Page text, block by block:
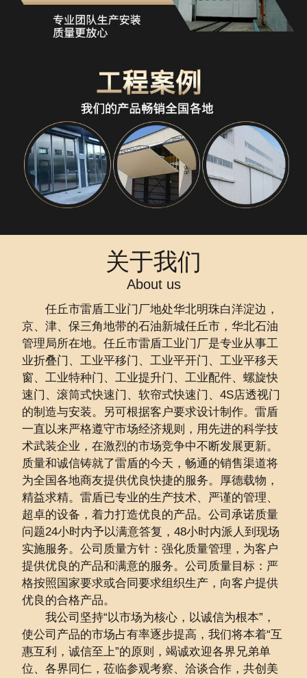
关于我们
About us
任丘市雷盾工业门厂地处华北明珠白洋淀边，
京、津、保三角地带的石油新城任丘市，华北石油
管理局所在地。任丘市雷盾工业门厂是专业从事工
业折叠门、工业平移门、工业平开门、工业平移天
窗、工业特种门、工业提升门、工业配件、螺旋快
速门、滚筒式快速门、软帘式快速门、4S店透视门
的制造与安装。另可根据客户要求设计制作。雷盾
一直以来严格遵守市场经济规则，用先进的科学技
术武装企业，在激烈的市场竞争中不断发展更新。
质量和诚信铸就了雷盾的今天，畅通的销售渠道将
为全国各地商友提供优良快捷的服务。厚德载物，
精益求精。雷盾已专业的生产技术、严谨的管理、
超卓的设备，着力打造优良的产品。公司承诺质量
问题24小时内予以满意答复，48小时内派人到现场
实施服务。公司质量方针：强化质量管理，为客户
提供优良的产品和满意的服务。公司质量目标：严
格按照国家要求或合同要求组织生产，向客户提供
优良的合格产品。
我公司坚持“以市场为核心，以诚信为根本”，
使公司产品的市场占有率逐步提高，我们将本着“互
惠互利，诚信至上”的原则，竭诚欢迎各界兄弟单
位、各界同仁，莅临参观考察、洽谈合作，共创美